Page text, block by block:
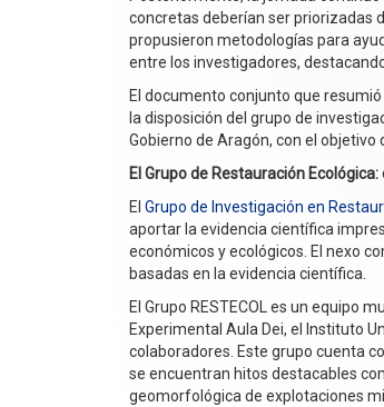
concretas deberían ser priorizadas
propusieron metodologías para
entre los investigadores,
El documento conjunto que
la disposición del grupo de
Gobierno de Aragón, con el
El Grupo de Restauración
El Grupo de Investigación en
aportar la evidencia científica
económicos y ecológicos. El nexo
basadas en la evidencia científica.
El Grupo RESTECOL es un equipo
Experimental Aula Dei, el Instituto
colaboradores. Este grupo cuenta
se encuentran hitos destacables
geomorfológica de explotaciones